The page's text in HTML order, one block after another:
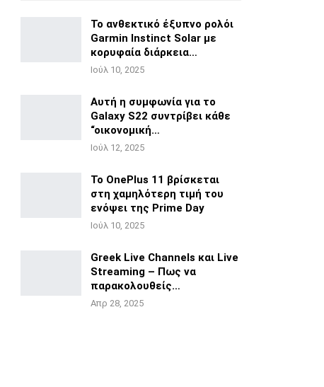
Το ανθεκτικό έξυπνο ρολόι
Garmin Instinct Solar με
κορυφαία διάρκεια…
Ιούλ 10, 2025
Αυτή η συμφωνία για το
Galaxy S22 συντρίβει κάθε
“οικονομική…
Ιούλ 12, 2025
Το OnePlus 11 βρίσκεται
στη χαμηλότερη τιμή του
ενόψει της Prime Day
Ιούλ 10, 2025
Greek Live Channels και Live
Streaming – Πως να
παρακολουθείς…
Απρ 28, 2025